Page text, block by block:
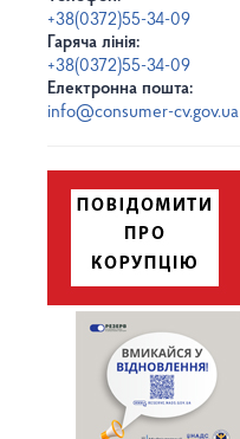
+38(0372)55-34-09
Гаряча лінія:
+38(0372)55-34-09
Електронна пошта:
info@consumer-cv.gov.ua